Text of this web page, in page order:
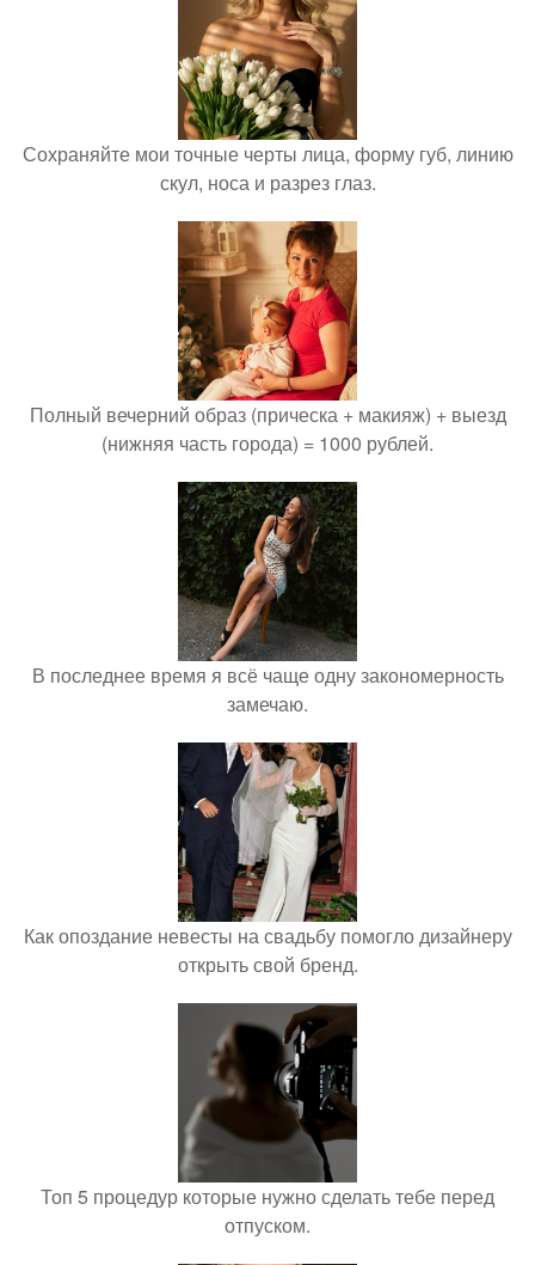
Сохраняйте мои точные черты лица, форму губ, линию
скул, носа и разрез глаз.
Полный вечерний образ (прическа + макияж) + выезд
(нижняя часть города) = 1000 рублей.
В последнее время я всё чаще одну закономерность
замечаю.
Как опоздание невесты на свадьбу помогло дизайнеру
открыть свой бренд.
Топ 5 процедур которые нужно сделать тебе перед
отпуском.